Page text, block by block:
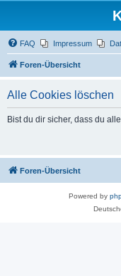
FAQ Impressum
Foren-Übersicht
Alle Cookies löschen
Bist du dir sicher, dass du
Foren-Übersicht
Powered by